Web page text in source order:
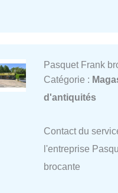
Pasquet Frank
Catégorie :
d'antiquités
Contact du
l'entreprise
brocante